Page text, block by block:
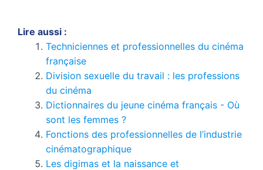
Lire aussi :
Techniciennes et professionnelles du cinéma
française
Division sexuelle du travail : les professions
du cinéma
Dictionnaires du jeune cinéma français - Où
sont les femmes ?
Fonctions des professionnelles de l’industrie
cinématographique
Les digimas et la naissance et